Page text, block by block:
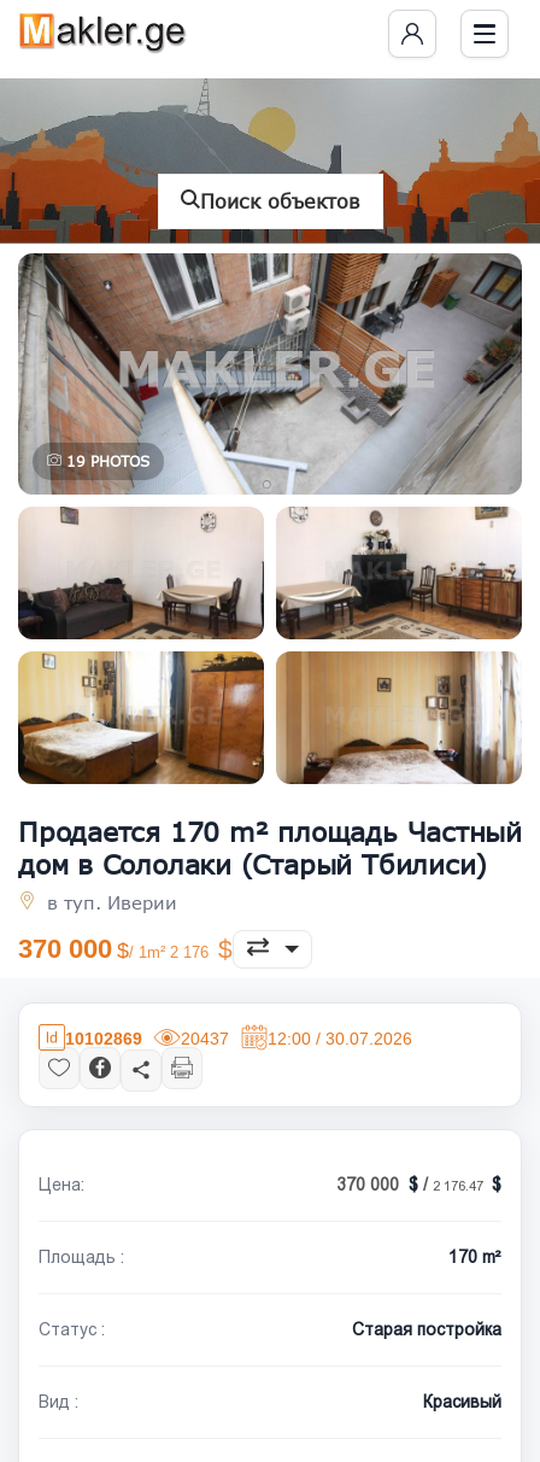
Поиск объектов
19 PHOTOS
Продается 170 m² площадь Частный
дом в Сололаки (Старый Тбилиси)
в туп. Иверии
370 000 / 1m² 2 176
10102869 20437 12:00 / 30.07.2026
Цена: 370 000 / 2 176.47
Площадь : 170 m²
Статус : Старая постройка
Вид : Красивый